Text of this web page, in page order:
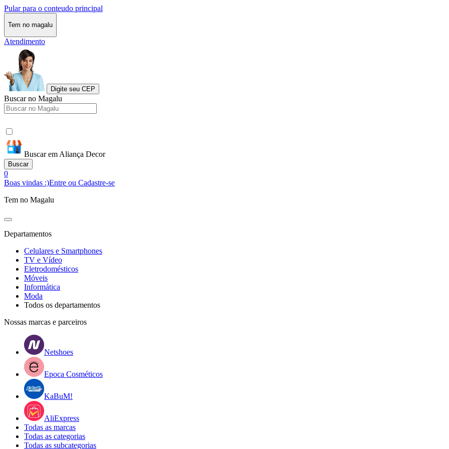
Pular para o conteudo principal
Tem no magalu
Atendimento
Digite seu CEP
Buscar no Magalu
Buscar em Aliança Decor
Buscar
0
Boas vindas :)Entre ou Cadastre-se
Tem no Magalu
Departamentos
Celulares e Smartphones
TV e Vídeo
Eletrodomésticos
Móveis
Informática
Moda
Todos os departamentos
Nossas marcas e parceiros
Netshoes
Epoca Cosméticos
KaBuM!
AliExpress
Todas as marcas
Todas as categorias
Todas as subcategorias